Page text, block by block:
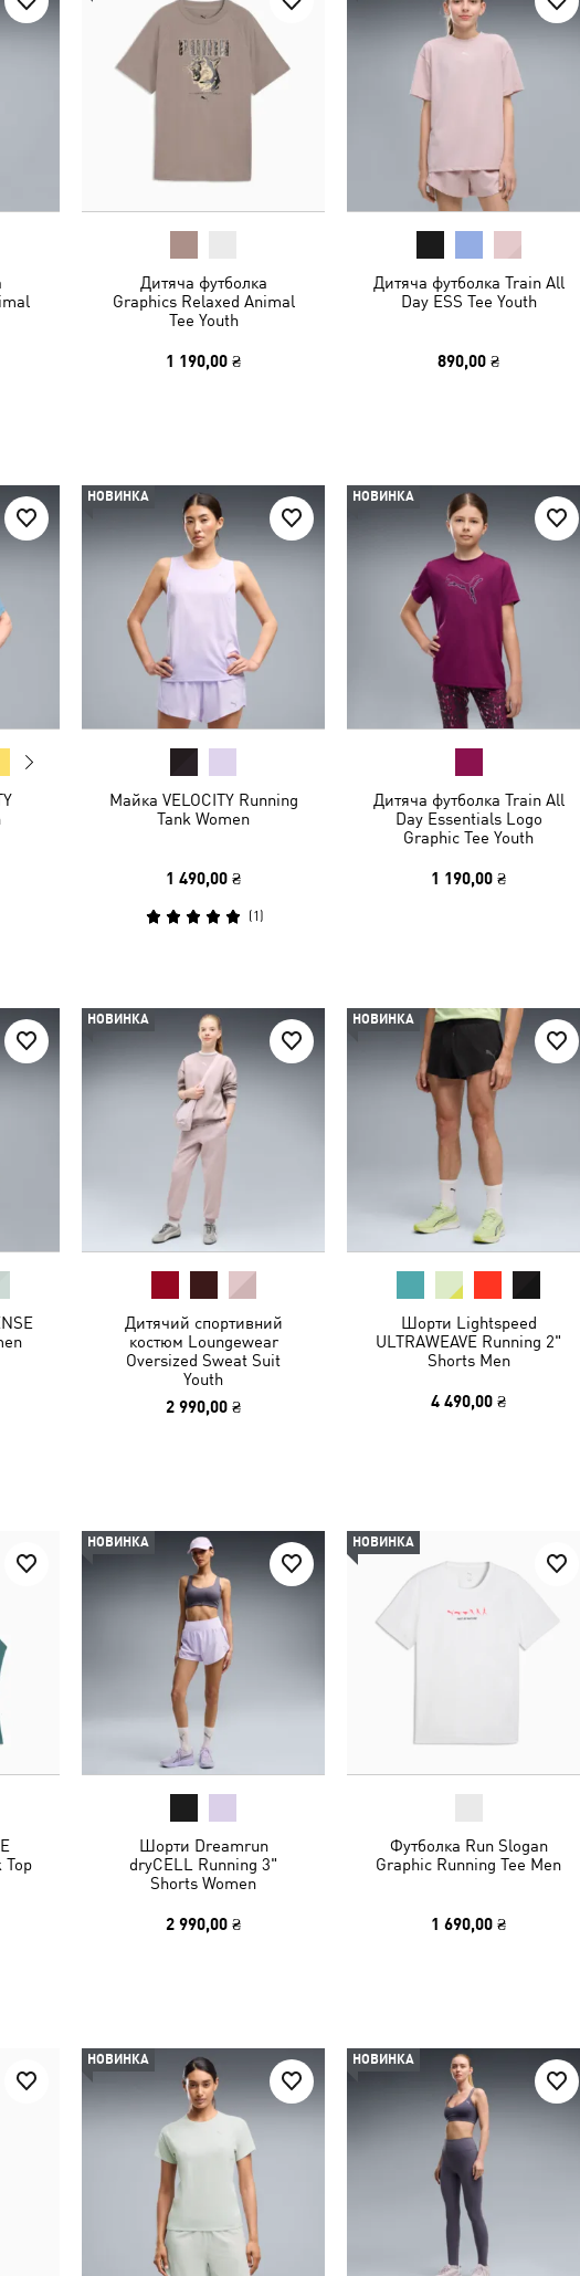
Дитяча футболка
Graphics Relaxed Animal
Tee Youth
1 190,00 ₴
Дитяча футболка Train All
Day ESS Tee Youth
890,00 ₴
НОВИНКА
Майка VELOCITY Running
Tank Women
1 490,00 ₴
(1 )
НОВИНКА
Дитяча футболка Train All
Day Essentials Logo
Graphic Tee Youth
1 190,00 ₴
НОВИНКА
Дитячий спортивний
костюм Loungewear
Oversized Sweat Suit
Youth
2 990,00 ₴
НОВИНКА
Шорти Lightspeed
ULTRAWEAVE Running 2"
Shorts Men
4 490,00 ₴
Top
НОВИНКА
Шорти Dreamrun
dryCELL Running 3"
Shorts Women
2 990,00 ₴
НОВИНКА
Футболка Run Slogan
Graphic Running Tee Men
1 690,00 ₴
НОВИНКА НОВИНКА